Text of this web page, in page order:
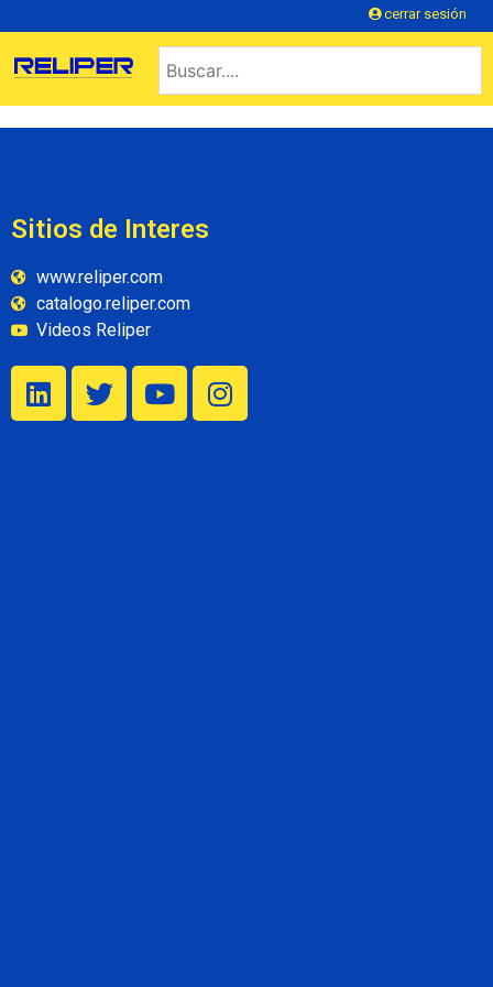
cerrar sesión
Sitios de Interes
www.reliper.com
catalogo.reliper.com
Videos Reliper